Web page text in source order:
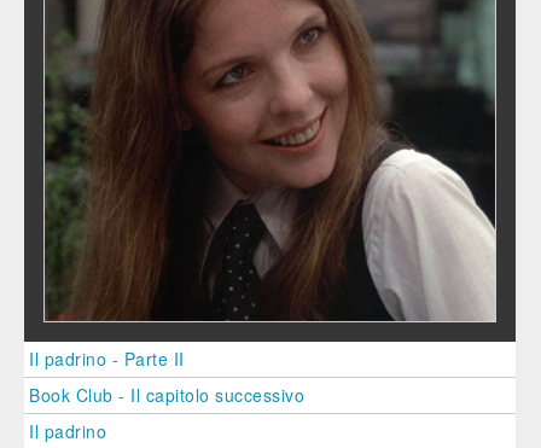
Il padrino - Parte II
Book Club - Il capitolo successivo
Il padrino